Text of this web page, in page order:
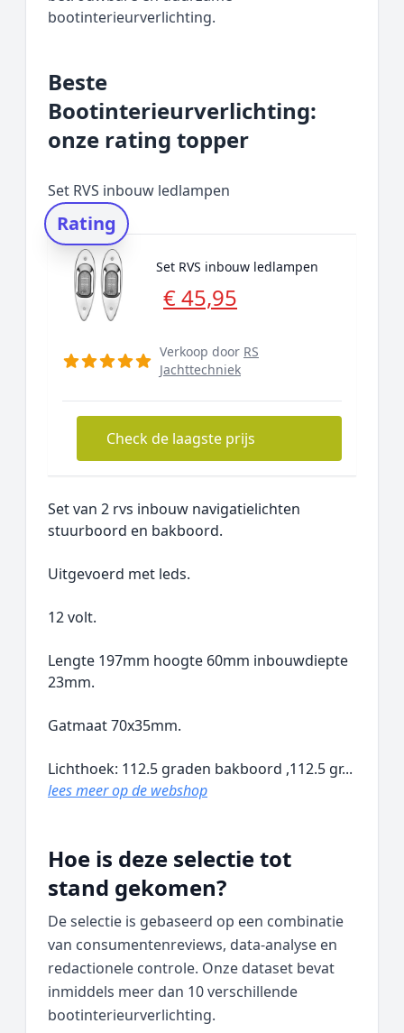
bootinterieurverlichting.
Beste
Bootinterieurverlichting:
onze rating topper
Set RVS inbouw ledlampen
Rating
Set RVS inbouw ledlampen
€ 45,95
Verkoop door RS
Jachttechniek
Check de laagste prijs
Set van 2 rvs inbouw navigatielichten
stuurboord en bakboord.
Uitgevoerd met leds.
12 volt.
Lengte 197mm hoogte 60mm inbouwdiepte
23mm.
Gatmaat 70x35mm.
Lichthoek: 112.5 graden bakboord ,112.5 gr...
lees meer op de webshop
Hoe is deze selectie tot
stand gekomen?
De selectie is gebaseerd op een combinatie
van consumentenreviews, data‑analyse en
redactionele controle. Onze dataset bevat
inmiddels meer dan 10 verschillende
bootinterieurverlichting.